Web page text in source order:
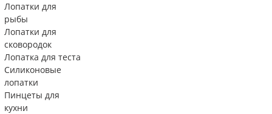
Лопатки для
рыбы
Лопатки для
сковородок
Лопатка для теста
Силиконовые
лопатки
Пинцеты для
кухни